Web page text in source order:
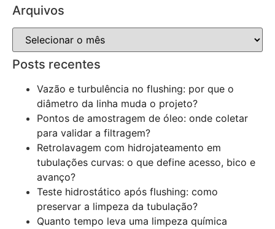
Arquivos
Posts recentes
Vazão e turbulência no flushing: por que o
diâmetro da linha muda o projeto?
Pontos de amostragem de óleo: onde coletar
para validar a filtragem?
Retrolavagem com hidrojateamento em
tubulações curvas: o que define acesso, bico e
avanço?
Teste hidrostático após flushing: como
preservar a limpeza da tubulação?
Quanto tempo leva uma limpeza química